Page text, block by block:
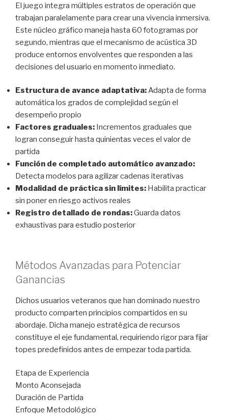
El juego integra múltiples estratos de operación que
trabajan paralelamente para crear una vivencia inmersiva.
Este núcleo gráfico maneja hasta 60 fotogramas por
segundo, mientras que el mecanismo de acústica 3D
produce entornos envolventes que responden a las
decisiones del usuario en momento inmediato.
Estructura de avance adaptativa:Adapta de forma
automática los grados de complejidad según el
desempeño propio
Factores graduales: Incrementos graduales que
logran conseguir hasta quinientas veces el valor de
partida
Función de completado automático avanzado:
Detecta modelos para agilizar cadenas iterativas
Modalidad de práctica sin límites: Habilita practicar
sin poner en riesgo activos reales
Registro detallado de rondas:Guarda datos
exhaustivas para estudio posterior
Métodos Avanzadas para Potenciar
Ganancias
Dichos usuarios veteranos que han dominado nuestro
producto comparten principios compartidos en su
abordaje. Dicha manejo estratégica de recursos
constituye el eje fundamental, requiriendo rigor para fijar
topes predefinidos antes de empezar toda partida.
Etapa de Experiencia
Monto Aconsejada
Duración de Partida
Enfoque Metodológico